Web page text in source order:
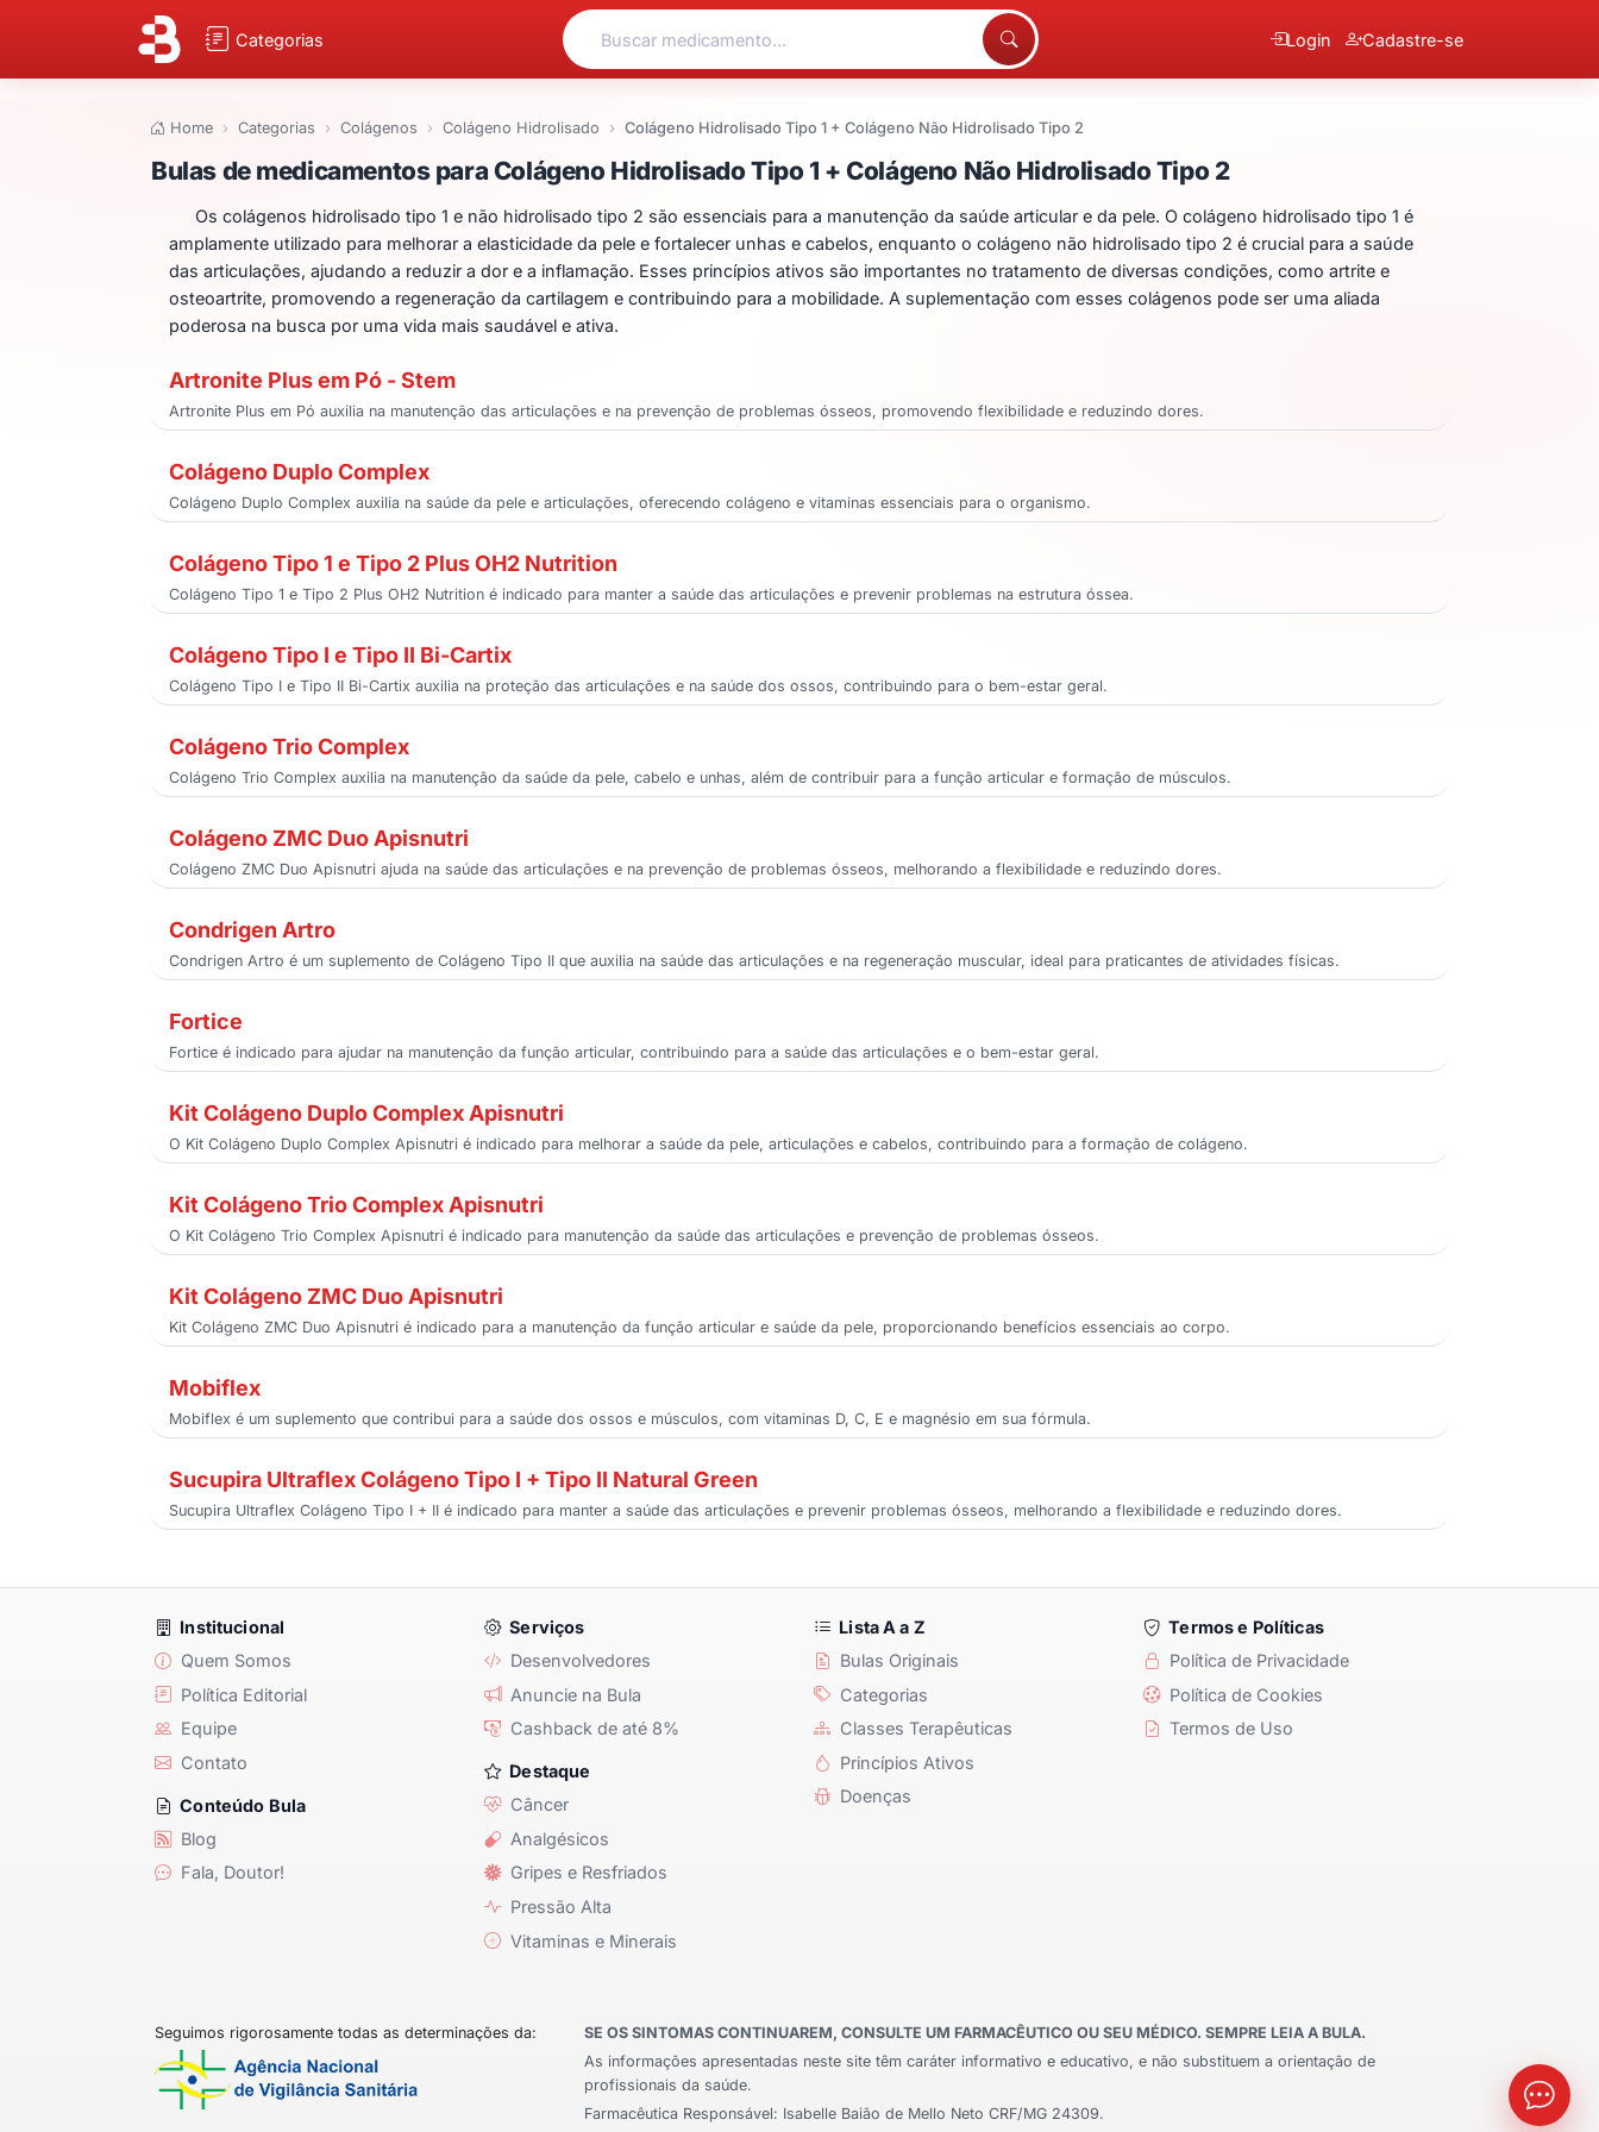
Categorias Login Cadastre-se
Home Categorias Colágenos Colágeno Hidrolisado Colágeno Hidrolisado Tipo 1 + Colágeno Não Hidrolisado Tipo 2
Bulas de medicamentos para Colágeno Hidrolisado Tipo 1 +
Bulas de medicamentos para Colágeno Hidrolisado Tipo 1 + Colágeno Não Hidrolisado Tipo 2
Os colágenos hidrolisado tipo 1 e não hidrolisado tipo 2 são essenciais para a manutenção da saúde articular e da pele. O colágeno hidrolisado tipo 1 é
amplamente utilizado para melhorar a elasticidade da pele e fortalecer unhas e cabelos, enquanto o colágeno não hidrolisado tipo 2 é crucial para a saúde
das articulações, ajudando a reduzir a dor e a inflamação. Esses princípios ativos são importantes no tratamento de diversas condições, como artrite e
osteoartrite, promovendo a regeneração da cartilagem e contribuindo para a mobilidade. A suplementação com esses colágenos pode ser uma aliada
poderosa na busca por uma vida mais saudável e ativa.
Artronite Plus em Pó - Stem
Artronite Plus em Pó auxilia na manutenção das articulações e na prevenção de problemas ósseos, promovendo flexibilidade e reduzindo dores.
Colágeno Duplo Complex
Colágeno Duplo Complex auxilia na saúde da pele e articulações, oferecendo colágeno e vitaminas essenciais para o organismo.
Colágeno Tipo 1 e Tipo 2 Plus OH2 Nutrition
Colágeno Tipo 1 e Tipo 2 Plus OH2 Nutrition é indicado para manter a saúde das articulações e prevenir problemas na estrutura óssea.
Colágeno Tipo I e Tipo II Bi-Cartix
Colágeno Tipo I e Tipo II Bi-Cartix auxilia na proteção das articulações e na saúde dos ossos, contribuindo para o bem-estar geral.
Colágeno Trio Complex
Colágeno Trio Complex auxilia na manutenção da saúde da pele, cabelo e unhas, além de contribuir para a função articular e formação de músculos.
Colágeno ZMC Duo Apisnutri
Colágeno ZMC Duo Apisnutri ajuda na saúde das articulações e na prevenção de problemas ósseos, melhorando a flexibilidade e reduzindo dores.
Condrigen Artro
Condrigen Artro é um suplemento de Colágeno Tipo II que auxilia na saúde das articulações e na regeneração muscular, ideal para praticantes de atividades físicas.
Fortice
Fortice é indicado para ajudar na manutenção da função articular, contribuindo para a saúde das articulações e o bem-estar geral.
Kit Colágeno Duplo Complex Apisnutri
O Kit Colágeno Duplo Complex Apisnutri é indicado para melhorar a saúde da pele, articulações e cabelos, contribuindo para a formação de colágeno.
Kit Colágeno Trio Complex Apisnutri
O Kit Colágeno Trio Complex Apisnutri é indicado para manutenção da saúde das articulações e prevenção de problemas ósseos.
Kit Colágeno ZMC Duo Apisnutri
Kit Colágeno ZMC Duo Apisnutri é indicado para a manutenção da função articular e saúde da pele, proporcionando benefícios essenciais ao corpo.
Mobiflex
Mobiflex é um suplemento que contribui para a saúde dos ossos e músculos, com vitaminas D, C, E e magnésio em sua fórmula.
Sucupira Ultraflex Colágeno Tipo I + Tipo II Natural Green
Sucupira Ultraflex Colágeno Tipo I + II é indicado para manter a saúde das articulações e prevenir problemas ósseos, melhorando a flexibilidade e reduzindo dores.
Institucional
Quem Somos
Política Editorial
Equipe
Contato
Conteúdo Bula
Blog
Fala, Doutor!
Serviços
Desenvolvedores
Anuncie na Bula
Cashback de até 8%
Destaque
Câncer
Analgésicos
Gripes e Resfriados
Pressão Alta
Vitaminas e Minerais
Lista A a Z
Bulas Originais
Categorias
Classes Terapêuticas
Princípios Ativos
Doenças
Termos e Políticas
Política de Privacidade
Política de Cookies
Termos de Uso
Seguimos rigorosamente todas as determinações da:
SE OS SINTOMAS CONTINUAREM, CONSULTE UM FARMACÊUTICO OU SEU MÉDICO. SEMPRE LEIA A BULA.
As informações apresentadas neste site têm caráter informativo e educativo, e não substituem a orientação de
profissionais da saúde.
Farmacêutica Responsável: Isabelle Baião de Mello Neto CRF/MG 24309.